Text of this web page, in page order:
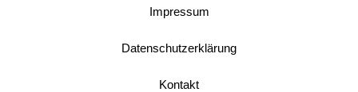
Impressum
Datenschutzerklärung
Kontakt